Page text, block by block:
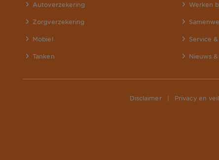
Autoverzekering
Zorgverzekering
Mobiel
Tanken
Werken
Service
Nieuws
Disclaimer Privacy en